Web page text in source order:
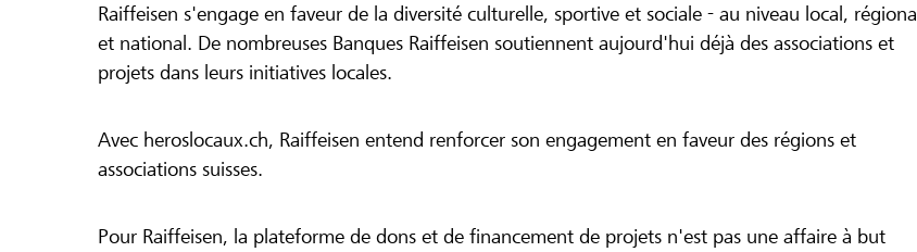
Raiffeisen s'engage en faveur de la diversité culturelle, sportive et sociale - au niveau local, régional
et national. De nombreuses Banques Raiffeisen soutiennent aujourd'hui déjà des associations et
projets dans leurs initiatives locales.
Avec heroslocaux.ch, Raiffeisen entend renforcer son engagement en faveur des régions et
associations suisses.
Pour Raiffeisen, la plateforme de dons et de financement de projets n'est pas une affaire à but